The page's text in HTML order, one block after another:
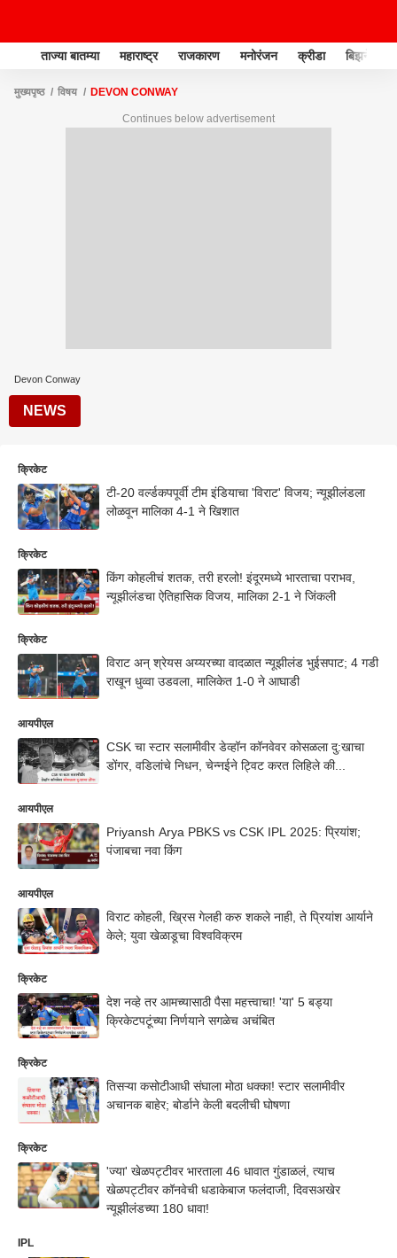
ताज्या बातम्या महाराष्ट्र राजकारण मनोरंजन क्रीडा बिझनेस
मुख्यपृष्ठ विषय DEVON CONWAY
Continues below advertisement
Devon Conway
NEWS
क्रिकेट
टी-20 वर्ल्डकपपूर्वी टीम इंडियाचा 'विराट' विजय; न्यूझीलंडला
लोळवून मालिका 4-1 ने खिशात
क्रिकेट
किंग कोहलीचं शतक, तरी हरलो! इंदूरमध्ये भारताचा पराभव,
न्यूझीलंडचा ऐतिहासिक विजय, मालिका 2-1 ने जिंकली
क्रिकेट
विराट अन् श्रेयस अय्यरच्या वादळात न्यूझीलंड भुईसपाट; 4 गडी
राखून धुव्वा उडवला, मालिकेत 1-0 ने आघाडी
आयपीएल
CSK चा स्टार सलामीवीर डेव्हॉन कॉनवेवर कोसळला दु:खाचा
डोंगर, वडिलांचे निधन, चेन्नईने ट्विट करत लिहिले की...
आयपीएल
Priyansh Arya PBKS vs CSK IPL 2025: प्रियांश;
पंजाबचा नवा किंग
आयपीएल
विराट कोहली, ख्रिस गेलही करु शकले नाही, ते प्रियांश आर्याने
केले; युवा खेळाडूचा विश्वविक्रम
क्रिकेट
देश नव्हे तर आमच्यासाठी पैसा महत्त्वाचा! 'या' 5 बड्या
क्रिकेटपटूंच्या निर्णयाने सगळेच अचंबित
क्रिकेट
तिसऱ्या कसोटीआधी संघाला मोठा धक्का! स्टार सलामीवीर
अचानक बाहेर; बोर्डाने केली बदलीची घोषणा
क्रिकेट
'ज्या' खेळपट्टीवर भारताला 46 धावात गुंडाळलं, त्याच
खेळपट्टीवर कॉनवेची धडाकेबाज फलंदाजी, दिवसअखेर
न्यूझीलंडच्या 180 धावा!
IPL